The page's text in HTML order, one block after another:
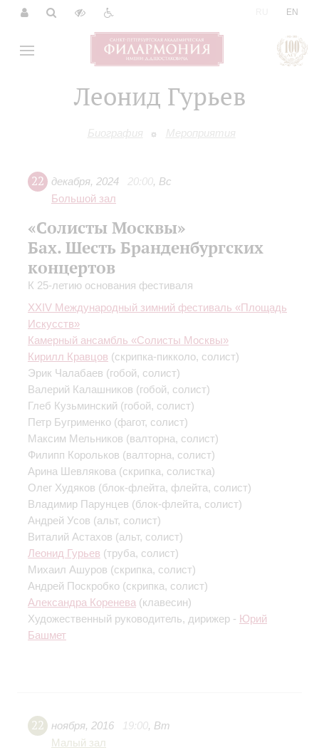
EN
Леонид Гурьев
Биография Мероприятия
22 декабря, 2024 20:00, Вс
Большой зал
«Солисты Москвы»
Бах. Шесть Бранденбургских
концертов
К 25-летию основания фестиваля
XXIV Международный зимний фестиваль «Площадь
Искусств»
Камерный ансамбль «Солисты Москвы»
Кирилл Кравцов (скрипка-пикколо, солист)
Эрик Чалабаев (гобой, солист)
Валерий Калашников (гобой, солист)
Глеб Кузьминский (гобой, солист)
Петр Бугрименко (фагот, солист)
Максим Мельников (валторна, солист)
Филипп Корольков (валторна, солист)
Арина Шевлякова (скрипка, солистка)
Олег Худяков (блок-флейта, флейта, солист)
Владимир Парунцев (блок-флейта, солист)
Андрей Усов (альт, солист)
Виталий Астахов (альт, солист)
Леонид Гурьев (труба, солист)
Михаил Ашуров (скрипка, солист)
Андрей Поскробко (скрипка, солист)
Александра Коренева (клавесин)
Художественный руководитель, дирижер - Юрий
Башмет
22 ноября, 2016 19:00, Вт
Малый зал